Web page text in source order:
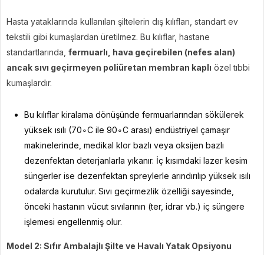
Hasta yataklarında kullanılan şiltelerin dış kılıfları, standart ev
tekstili gibi kumaşlardan üretilmez. Bu kılıflar, hastane
standartlarında, fermuarlı, hava geçirebilen (nefes alan)
ancak sıvı geçirmeyen poliüretan membran kaplı özel tıbbi
kumaşlardır.
Bu kılıflar kiralama dönüşünde fermuarlarından sökülerek
yüksek ısılı (70∘C ile 90∘C arası) endüstriyel çamaşır
makinelerinde, medikal klor bazlı veya oksijen bazlı
dezenfektan deterjanlarla yıkanır. İç kısımdaki lazer kesim
süngerler ise dezenfektan spreylerle arındırılıp yüksek ısılı
odalarda kurutulur. Sıvı geçirmezlik özelliği sayesinde,
önceki hastanın vücut sıvılarının (ter, idrar vb.) iç süngere
işlemesi engellenmiş olur.
Model 2: Sıfır Ambalajlı Şilte ve Havalı Yatak Opsiyonu